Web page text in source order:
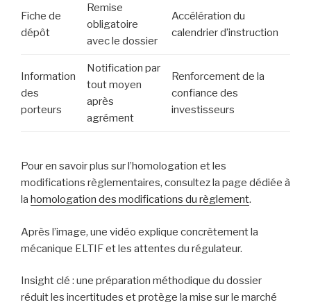
Fiche de
dépôt
Remise
obligatoire
avec le dossier
Accélération du
calendrier d’instruction
Information
des
porteurs
Notification par
tout moyen
après
agrément
Renforcement de la
confiance des
investisseurs
Pour en savoir plus sur l’homologation et les
modifications règlementaires, consultez la page dédiée à
la homologation des modifications du règlement.
Après l’image, une vidéo explique concrètement la
mécanique ELTIF et les attentes du régulateur.
Insight clé : une préparation méthodique du dossier
réduit les incertitudes et protège la mise sur le marché